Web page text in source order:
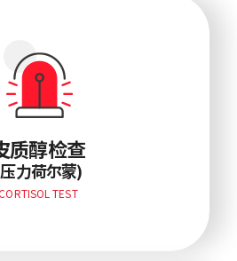
质醇检查
力荷尔蒙)
TEST
(压力荷尔蒙)